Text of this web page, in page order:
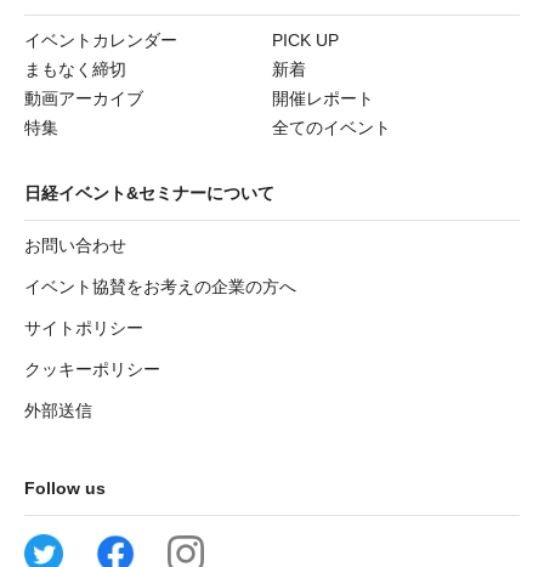
イベントカレンダー
PICK UP
まもなく締切
新着
動画アーカイブ
開催レポート
特集
全てのイベント
日経イベント&セミナーについて
お問い合わせ
イベント協賛をお考えの企業の方へ
サイトポリシー
クッキーポリシー
外部送信
Follow us